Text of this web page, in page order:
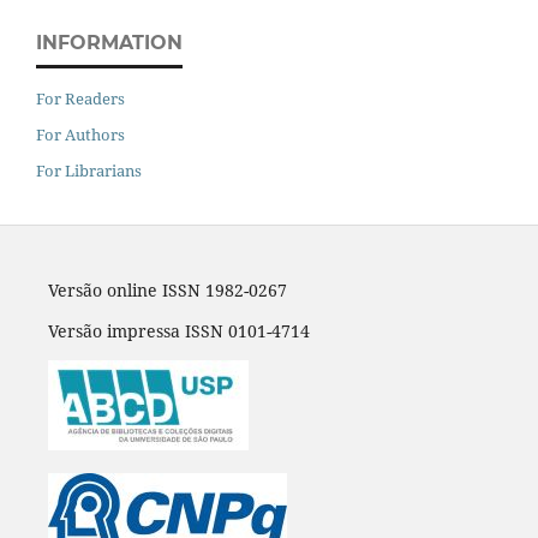
INFORMATION
For Readers
For Authors
For Librarians
Versão online ISSN 1982-0267
Versão impressa ISSN 0101-4714